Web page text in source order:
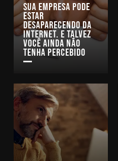
Sua empresa pode
estar
desaparecendo da
internet. E talvez
você ainda não
tenha percebido